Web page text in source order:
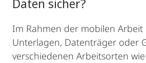
Daten sicher?
Im Rahmen der mobilen Arbeit
Unterlagen, Datenträger oder
verschiedenen Arbeitsorten